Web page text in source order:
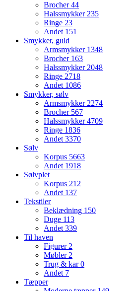
Brocher44
Halssmykker 235
Ringe 23
Andet 151
Smykker, guld
Armsmykker 1348
Brocher 163
Halssmykker 2048
Ringe 2718
Andet 1086
Smykker, sølv
Armsmykker 2274
Brocher 567
Halssmykker4709
Ringe 1836
Andet 3370
Sølv
Korpus 5663
Andet 1918
Sølvplet
Korpus 212
Andet 137
Tekstiler
Beklædning 150
Duge 113
Andet 339
Til haven
Figurer 2
Møbler 2
Trug & kar0
Andet 7
Tæpper